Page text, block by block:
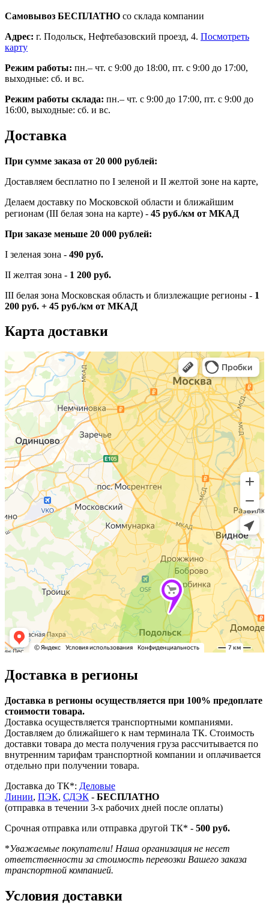
Самовывоз БЕСПЛАТНО со склада компании
Адрес: г. Подольск, Нефтебазовский проезд, 4. Посмотреть
карту
Режим работы: пн.– чт. с 9:00 до 18:00, пт. с 9:00 до 17:00,
выходные: сб. и вс.
Режим работы склада: пн.– чт. с 9:00 до 17:00, пт. с 9:00 до
16:00, выходные: сб. и вс.
Доставка
При сумме заказа от 20 000 рублей:
Доставляем бесплатно по I зеленой и II желтой зоне на карте,
Делаем доставку по Московской области и ближайшим
регионам (III белая зона на карте) - 45 руб./км от МКАД
При заказе меньше 20 000 рублей:
I зеленая зона - 490 руб.
II желтая зона - 1 200 руб.
III белая зона Московская область и близлежащие регионы - 1
200 руб. + 45 руб./км от МКАД
Карта доставки
Доставка в регионы
Доставка в регионы осуществляется при 100% предоплате
стоимости товара.
Доставка осуществляется транспортными компаниями.
Доставляем до ближайшего к нам терминала ТК. Стоимость
доставки товара до места получения груза рассчитывается по
внутренним тарифам транспортной компании и оплачивается
отдельно при получении товара.
Доставка до ТК*: Деловые
Линии, ПЭК, СДЭК - БЕСПЛАТНО
(отправка в течении 3-х рабочих дней после оплаты)
Срочная отправка или отправка другой ТК* - 500 руб.
*Уважаемые покупатели! Наша организация не несет
ответственности за стоимость перевозки Вашего заказа
транспортной компанией.
Условия доставки